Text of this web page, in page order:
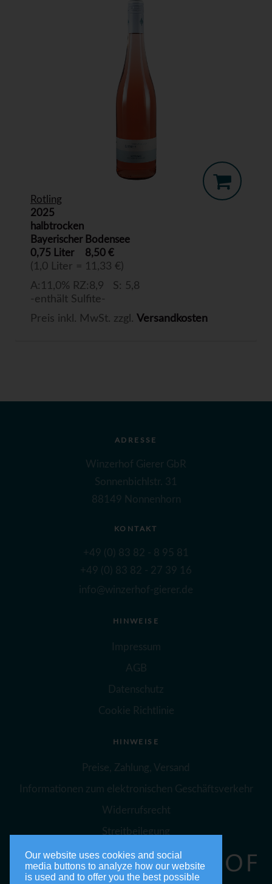
Rotling
2025
halbtrocken
Bayerischer Bodensee
0,75 Liter
8,50 €
(1,0 Liter = 11,33 €)
A:11,0% RZ:8,9 S: 5,8
-enthält Sulfite-
Preis inkl. MwSt. zzgl. Versandkosten
ADRESSE
Winzerhof Gierer GbR
Sonnenbichlstr. 31
88149 Nonnenhorn
KONTAKT
+49 (0) 83 82 - 8 95 81
+49 (0) 83 82 - 27 39 16
info@winzerhof-gierer.de
HINWEISE
Impressum
AGB
Datenschutz
Cookie Richtlinie
HINWEISE
Preise, Zahlung, Versand
Informationen zum elektronischen Geschäftsverkehr
Widerrufsrecht
Streitbeilegung
Our website uses cookies and social
media buttons to analyze how our website
is used and to offer you the best possible